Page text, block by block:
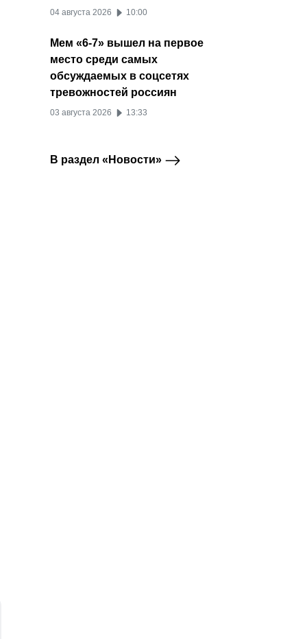
04 августа 2026 10:00
Мем «6-7» вышел на первое
место среди самых
обсуждаемых в соцсетях
тревожностей россиян
03 августа 2026 13:33
В раздел «Новости»